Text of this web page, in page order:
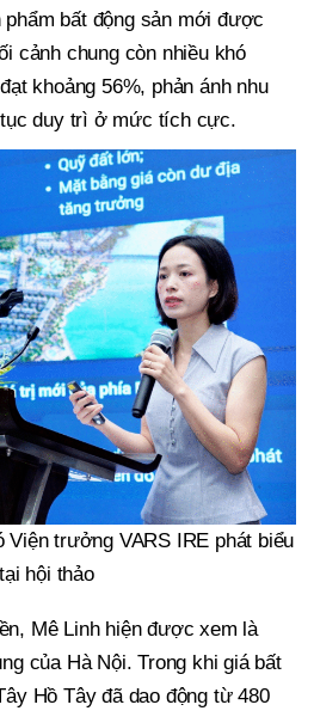
bất động sản mới được
cảnh chung còn nhiều khó
khoảng 56%, phản ánh nhu
duy trì ở mức tích cực.
Viện trưởng VARS IRE phát biểu
tại hội thảo
Mê Linh hiện được xem là
của Hà Nội. Trong khi giá bất
Hồ Tây đã dao động từ 480